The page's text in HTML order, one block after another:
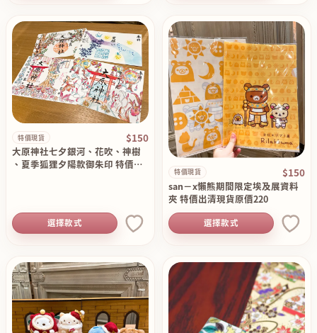
特價現貨 $150
大原神社七夕銀河、花吹、神樹
、夏季狐狸夕陽款御朱印 特價現
選擇款式
特價現貨 $150
san－x懶熊期間限定埃及展資料
夾 特價出清現貨原價220
選擇款式